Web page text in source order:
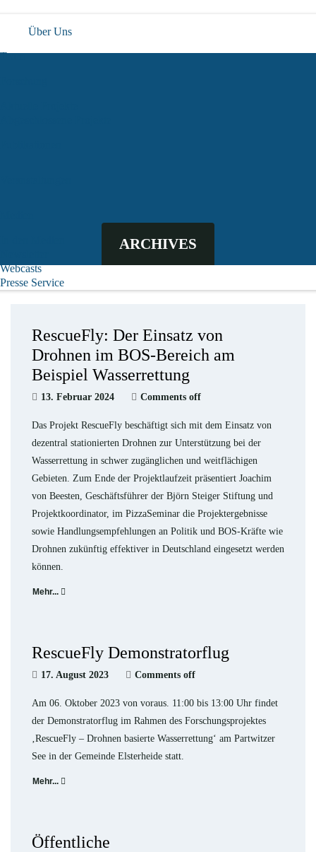
Über Uns
Team
Webcasts
Presse Service
ARCHIVES
RescueFly: Der Einsatz von
Drohnen im BOS-Bereich am
Beispiel Wasserrettung
13. Februar 2024 Comments off
Das Projekt RescueFly beschäftigt sich mit dem Einsatz von
dezentral stationierten Drohnen zur Unterstützung bei der
Wasserrettung in schwer zugänglichen und weitflächigen
Gebieten. Zum Ende der Projektlaufzeit präsentiert Joachim
von Beesten, Geschäftsführer der Björn Steiger Stiftung und
Projektkoordinator, im PizzaSeminar die Projektergebnisse
sowie Handlungsempfehlungen an Politik und BOS-Kräfte wie
Drohnen zukünftig effektiver in Deutschland eingesetzt werden
können.
Mehr...
RescueFly Demonstratorflug
17. August 2023 Comments off
Am 06. Oktober 2023 von voraus. 11:00 bis 13:00 Uhr findet
der Demonstratorflug im Rahmen des Forschungsprojektes
‚RescueFly – Drohnen basierte Wasserrettung‘ am Partwitzer
See in der Gemeinde Elsterheide statt.
Mehr...
Öffentliche